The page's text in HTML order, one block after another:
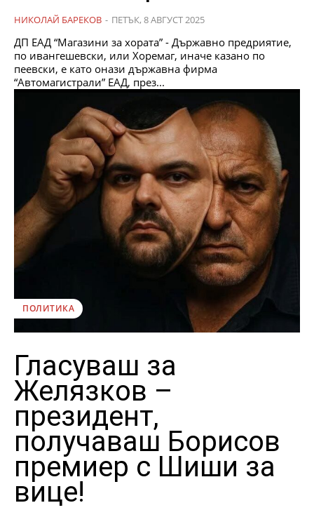
НИКОЛАЙ БАРЕКОВ - ПЕТЪК, 8 АВГУСТ 2025
ДП ЕАД “Магазини за хората” - Държавно предриятие,
по ивангешевски, или Хоремаг, иначе казано по
пеевски, е като онази държавна фирма
“Автомагистрали” ЕАД, през...
ПОЛИТИКА
Гласуваш за
Желязков –
президент,
получаваш Борисов
премиер с Шиши за
вице!